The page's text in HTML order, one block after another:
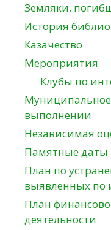
Земляки,
История
Казачество
Мероприятия
Клубы по
Муниципальное
выполнении
Независимая
Памятные даты
План по
выявленных по
План
деятельности